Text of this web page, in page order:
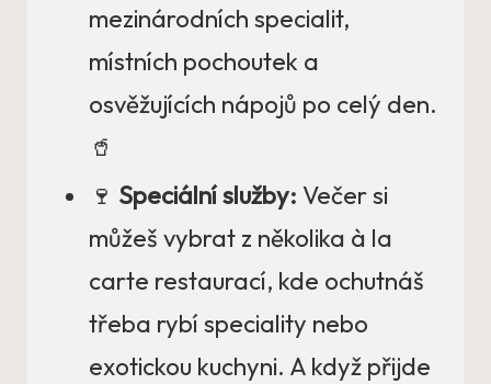
mezinárodních specialit,
místních pochoutek a
osvěžujících nápojů po celý den.
🥤
🍷 Speciální služby: Večer si
můžeš vybrat z několika à la
carte restaurací, kde ochutnáš
třeba rybí speciality nebo
exotickou kuchyni. A když přijde